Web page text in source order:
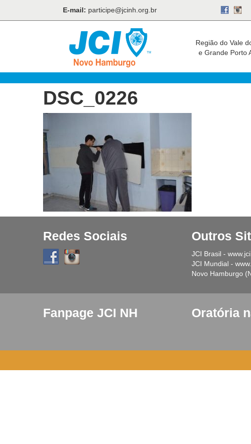
E-mail: participe@jcinh.org.br
Região do Vale
e Grande Porto
DSC_0226
Redes Sociais Outros
JCI Brasil -
JCI Mundial -
Novo Hamburgo
Fanpage JCI NH Oratória